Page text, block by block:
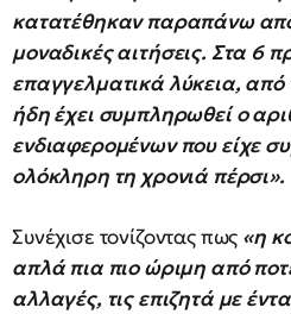
κατατέθηκαν παραπάνω
μοναδικές αιτήσεις. Στα 6
επαγγελματικά λύκεια,
ήδη έχει συμπληρωθεί ο
ενδιαφερομένων που είχε
ολόκληρη τη χρονιά πέρσι».
Συνέχισε τονίζοντας πως «η
απλά πια πιο ώριμη από
αλλαγές, τις επιζητά με